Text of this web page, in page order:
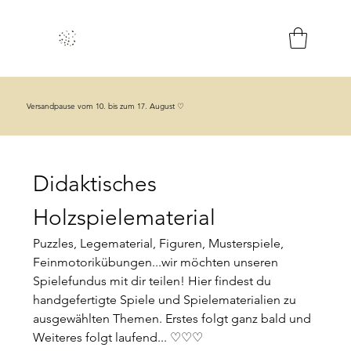
Versandpause vom 10. bis zum 17. August ♡
Didaktisches
Holzspielematerial
Puzzles, Legematerial, Figuren, Musterspiele,
Feinmotorikübungen...wir möchten unseren
Spielefundus mit dir teilen! Hier findest du
handgefertigte Spiele und Spielematerialien zu
ausgewählten Themen. Erstes folgt ganz bald und
Weiteres folgt laufend... ♡♡♡